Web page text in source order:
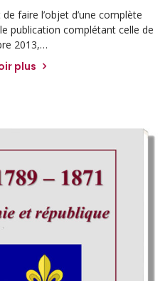
faire l’objet d’une complète
publication complétant celle de
2013,…
plus